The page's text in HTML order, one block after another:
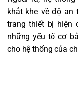
khắt khe về độ an
trang thiết bị hiện
những yếu tố cơ
cho hệ thống của